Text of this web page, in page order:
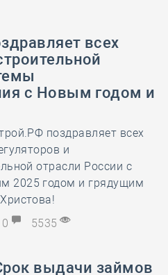
всех
с Новым годом и
поздравляет всех
и
отрасли России с
2025 годом и грядущим
0 5535
выдачи займов